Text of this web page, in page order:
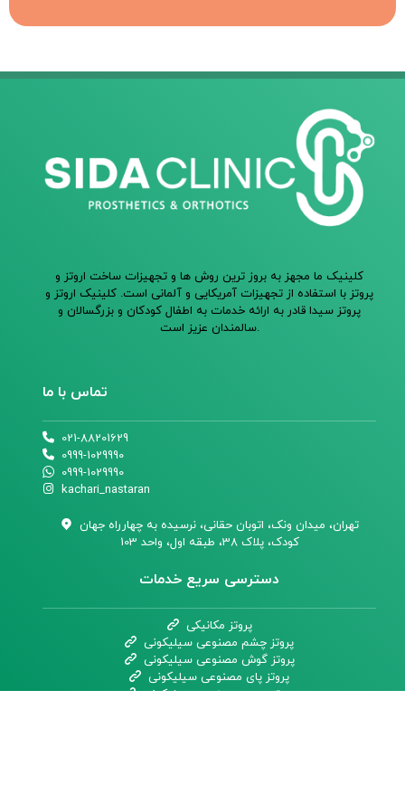
کلینیک ما مجهز به بروز ترین روش ها و تجهیزات ساخت اروتز و
پروتز با استفاده از تجهیزات آمریکایی و آلمانی است. کلینیک اروتز و
پروتز سیدا قادر به ارائه خدمات به اطفال کودکان و بزرگسالان و
سالمندان عزیز است.
تماس با ما
021-88201629
0999-1029990
0999-1029990
kachari_nastaran
تهران،‌ میدان ونک، اتوبان حقانی، نرسیده به چهارراه جهان
کودک، پلاک 38، طبقه اول، واحد 103
دسترسی سریع خدمات
پروتز مکانیکی
پروتز چشم مصنوعی سیلیکونی
پروتز گوش مصنوعی سیلیکونی
پروتز پای مصنوعی سیلیکونی
پروتز دست مصنوعی سیلیکونی